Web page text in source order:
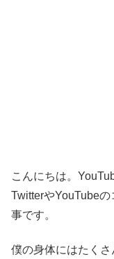
こんにちは。
TwitterやYouTube
事です。
僕の身体にはたく